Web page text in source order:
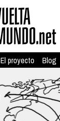
El proyecto Blog